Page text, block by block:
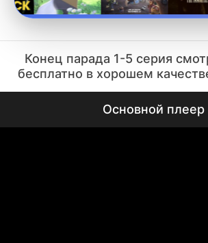
Конец парада 1-5 серия
бесплатно в хорошем
Основной плеер